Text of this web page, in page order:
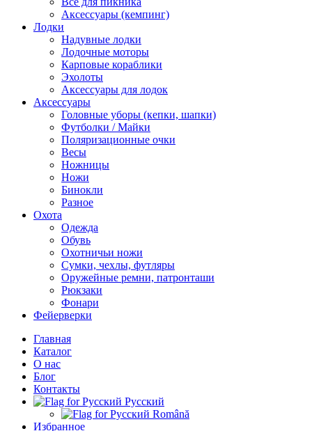
Аксессуары (кемпинг)
Лодки
Надувные лодки
Лодочные моторы
Карповые кораблики
Эхолоты
Аксессуары для лодок
Аксессуары
Головные уборы (кепки, шапки)
Футболки / Майки
Поляризационные очки
Весы
Ножницы
Ножи
Бинокли
Разное
Охота
Одежда
Обувь
Охотничьи ножи
Сумки, чехлы, футляры
Оружейные ремни, патронташи
Рюкзаки
Фонари
Фейерверки
Главная
Каталог
О нас
Блог
Контакты
Русский
Română
Избранное